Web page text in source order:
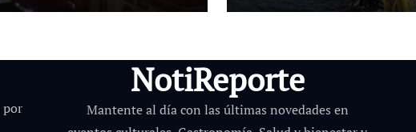
Llanito
por
NotiReporte
Mantente al día con las últimas novedades en